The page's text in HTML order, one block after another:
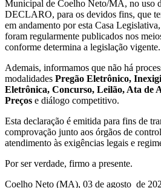
Municipal de Coelho Neto/MA, no uso
DECLARO, para os devidos fins, que
em andamento por esta Casa
foram regularmente publicados nos
conforme determina a legislação vigente.
Ademais, informamos que não há
modalidades Pregão Eletrônico,
Eletrônica, Concurso, Leilão, Ata de
Preços e diálogo competitivo.
Esta declaração é emitida para fins de
comprovação junto aos órgãos de
atendimento às exigências legais e
Por ser verdade, firmo a presente.
Coelho Neto (MA), 03 de agosto de